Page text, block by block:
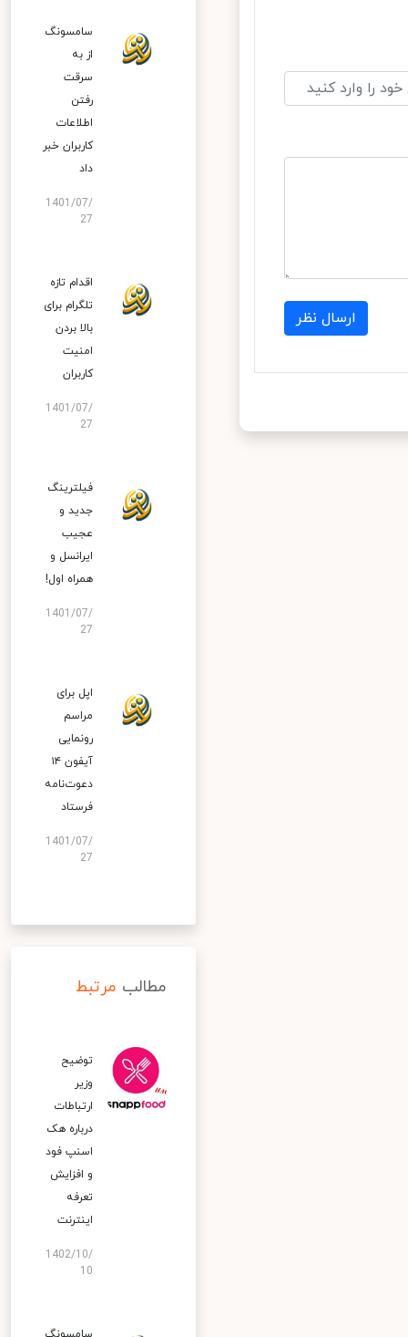
ارسال نظر
سامسونگ
از به
سرقت
رفتن
اطلاعات
کاربران خبر
داد
1401/07/
27
اقدام تازه
تلگرام برای
بالا بردن
امنیت
کاربران
1401/07/
27
فیلترینگ
جدید و
عجیب
ایرانسل و
همراه اول!
1401/07/
27
اپل برای
مراسم
رونمایی
آیفون ۱۴
دعوت‌نامه
فرستاد
1401/07/
27
مطالب مرتبط
توضیح
وزیر
ارتباطات
درباره هک
اسنپ‌ فود
و افزایش
تعرفه
اینترنت
1402/10/
10